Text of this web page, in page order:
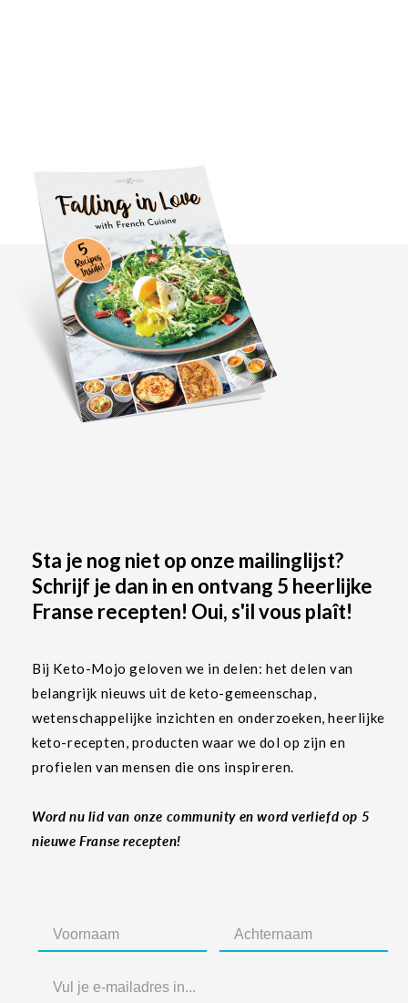
Sta je nog niet op onze mailinglijst?
Schrijf je dan in en ontvang 5 heerlijke
Franse recepten! Oui, s'il vous plaît!
Bij Keto-Mojo geloven we in delen: het delen van
belangrijk nieuws uit de keto-gemeenschap,
wetenschappelijke inzichten en onderzoeken, heerlijke
keto-recepten, producten waar we dol op zijn en
profielen van mensen die ons inspireren.
Word nu lid van onze community en word verliefd op 5
nieuwe Franse recepten!